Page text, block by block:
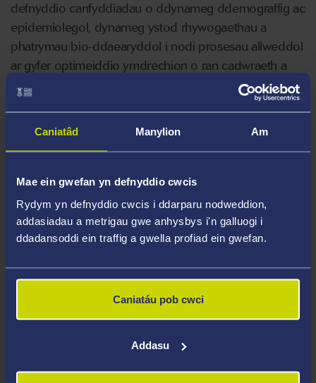
Caniatâd Manylion Am
Mae ein gwefan yn defnyddio cwcis
Rydym yn defnyddio cwcis i ddarparu nodweddion,
addasiadau a metrigau gwe anhysbys i'n galluogi i
ddadansoddi ein traffig a gwella profiad ein gwefan.
Caniatáu pob cwci
Addasu
defnyddio canfyddiadau o ddynameg ddemograffig ac
epidemiolegol, dynameg ystod rhywogaethau a
phatrymau bio-ddaearyddol i nodi prosesau allweddol
ar gyfer optimeiddio ymdrechion o ran cadwraeth a
rheoli plâu ac ar gyfer atal clefydau sy’n cael eu lledu
Ecoleg a rheolaeth bywyd gwyllt
Ecoleg clefydau
Eco-epidemioleg
Ecohealth and One Health
Bioleg cadwraeth